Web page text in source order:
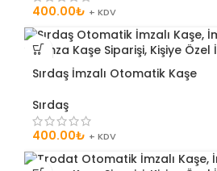
400.00₺ + KDV
Sırdaş İmzalı Otomatik Kaşe
Sırdaş
400.00₺ + KDV